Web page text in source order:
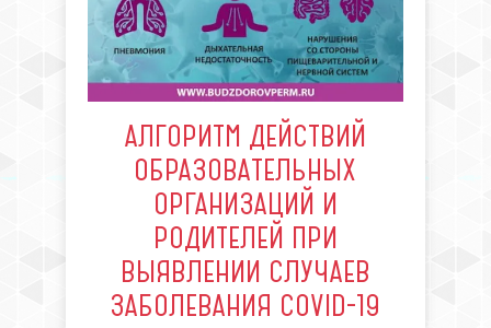
АЛГОРИТМ ДЕЙСТВИЙ
ОБРАЗОВАТЕЛЬНЫХ
ОРГАНИЗАЦИЙ И
РОДИТЕЛЕЙ ПРИ
ВЫЯВЛЕНИИ СЛУЧАЕВ
ЗАБОЛЕВАНИЯ COVID-19